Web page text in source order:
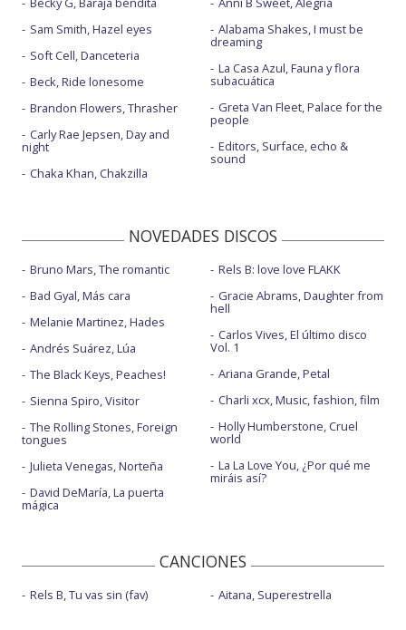
Sam Smith, Hazel eyes
Soft Cell, Danceteria
Beck, Ride lonesome
Brandon Flowers, Thrasher
Carly Rae Jepsen, Day and
night
Chaka Khan, Chakzilla
Alabama Shakes, I must be
dreaming
La Casa Azul, Fauna y flora
subacuática
Greta Van Fleet, Palace for the
people
Editors, Surface, echo &
sound
NOVEDADES DISCOS
Bruno Mars, The romantic
Bad Gyal, Más cara
Melanie Martinez, Hades
Andrés Suárez, Lúa
The Black Keys, Peaches!
Sienna Spiro, Visitor
The Rolling Stones, Foreign
tongues
Julieta Venegas, Norteña
David DeMaría, La puerta
mágica
Rels B: love love FLAKK
Gracie Abrams, Daughter from
hell
Carlos Vives, El último disco
Vol. 1
Ariana Grande, Petal
Charli xcx, Music, fashion, film
Holly Humberstone, Cruel
world
La La Love You, ¿Por qué me
miráis así?
CANCIONES
Rels B, Tu vas sin (fav) Aitana, Superestrella